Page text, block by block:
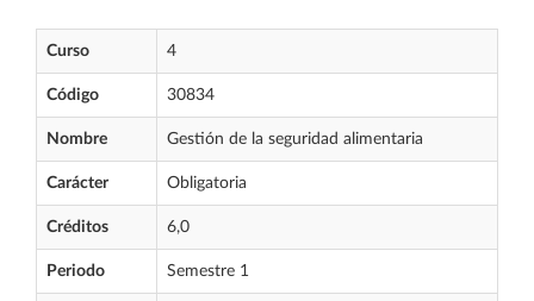
Curso 4
Código 30834
Nombre Gestión de la seguridad alimentaria
Carácter Obligatoria
Créditos 6,0
Periodo Semestre 1